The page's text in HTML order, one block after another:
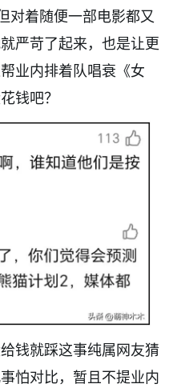
对着随便一部电影都又
严苛了起来，也是让更
业内排着队唱衰《女
钱吧？
钱就踩这事纯属网友猜
怕对比，暂且不提业内